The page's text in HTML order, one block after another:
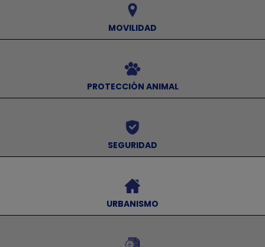
MOVILIDAD
PROTECCIÓN ANIMAL
SEGURIDAD
URBANISMO